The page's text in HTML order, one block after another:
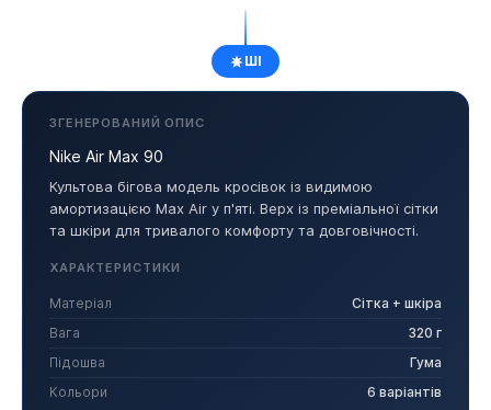
ШІ
ЗГЕНЕРОВАНИЙ ОПИС
Nike Air Max 90
Культова бігова модель кросівок із видимою
амортизацією Max Air у п'яті. Верх із преміальної сітки
та шкіри для тривалого комфорту та довговічності.
ХАРАКТЕРИСТИКИ
Матеріал
Сітка + шкіра
Вага
320 г
Підошва
Гума
Кольори
6 варіантів